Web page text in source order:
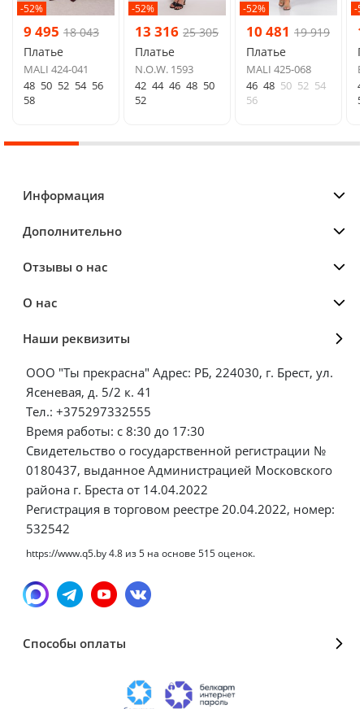
-52%
9 495 18 043
Платье
MALI 424-041
48 50 52 54 56
58
-52%
13 316 25 305
Платье
N.O.W. 1593
42 44 46 48 50
52
-52%
10 481 19 919
Платье
MALI 425-068
46 48 50 52 54
56
-
Информация
Дополнительно
Отзывы о нас
О нас
Наши реквизиты
ООО "Ты прекрасна" Адрес: РБ, 224030, г. Брест, ул.
Ясеневая, д. 5/2 к. 41
Тел.: +375297332555
Время работы: с 8:30 до 17:30
Свидетельство о государственной регистрации №
0180437, выданное Администрацией Московского
района г. Бреста от 14.04.2022
Регистрация в торговом реестре 20.04.2022, номер:
532542
https://www.q5.by4.8 из5 на основе 515оценок.
Способы оплаты